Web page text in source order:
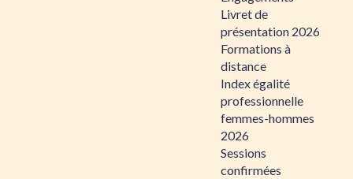
Livret de
présentation 2026
Formations à
distance
Index égalité
professionnelle
femmes-hommes
2026
Sessions
confirmées